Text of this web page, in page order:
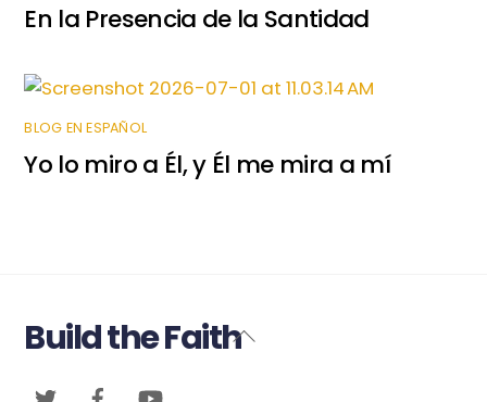
En la Presencia de la Santidad
BLOG EN ESPAÑOL
Yo lo miro a Él, y Él me mira a mí
Back
Build the Faith
Twitter Facebook